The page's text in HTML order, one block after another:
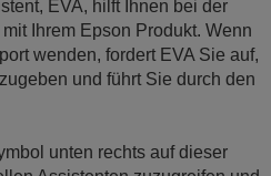
EVA, hilft Ihnen bei der
Ihrem Epson Produkt. Wenn
wenden, fordert EVA Sie auf,
und führt Sie durch den
unten rechts auf dieser